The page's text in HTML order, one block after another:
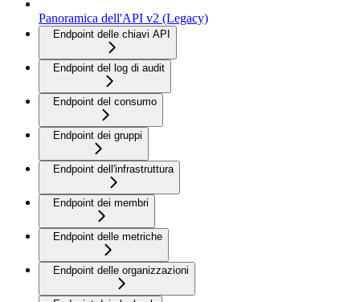
Panoramica dell'API v2 (Legacy)
Endpoint delle chiavi API
Endpoint del log di audit
Endpoint del consumo
Endpoint dei gruppi
Endpoint dell'infrastruttura
Endpoint dei membri
Endpoint delle metriche
Endpoint delle organizzazioni